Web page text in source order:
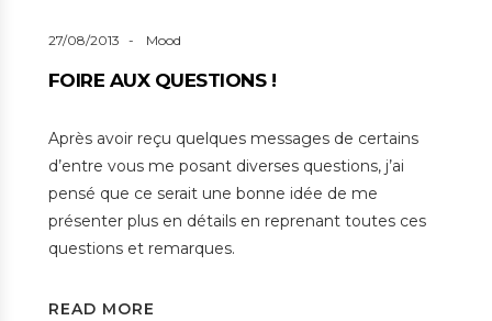
27/08/2013 Mood
FOIRE AUX QUESTIONS !
Après avoir reçu quelques messages de certains
d’entre vous me posant diverses questions, j’ai
pensé que ce serait une bonne idée de me
présenter plus en détails en reprenant toutes ces
questions et remarques.
READ MORE